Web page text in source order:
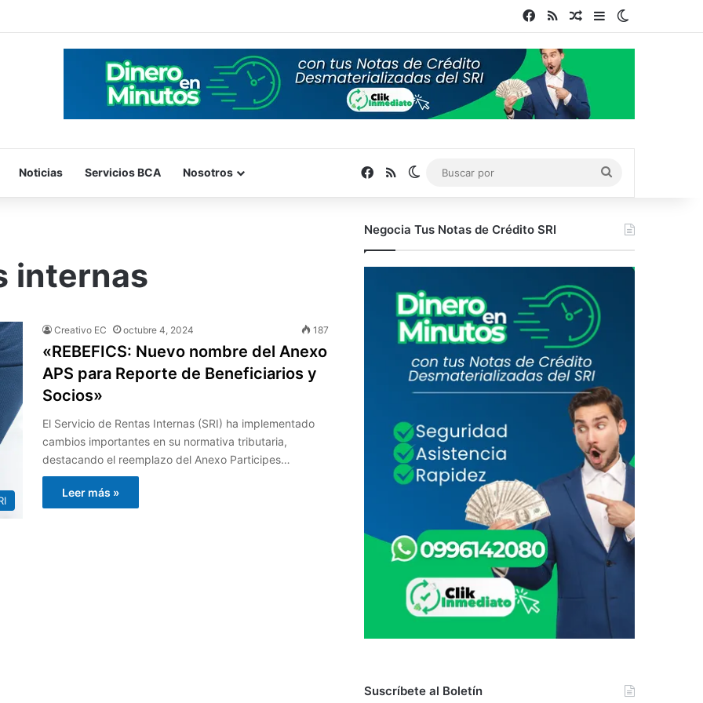
Facebook
RSS Publicación al azar
Barra lateral
Noticias Servicios BCA Nosotros Facebook
RSS Switch skin
por
internas
Creativo EC octubre 4, 2024 187
«REBEFICS: Nuevo nombre del Anexo
APS para Reporte de Beneficiarios y
Socios»
El Servicio de Rentas Internas (SRI) ha implementado
cambios importantes en su normativa tributaria,
destacando el reemplazo del Anexo Participes…
Leer más »
Negocia Tus Notas de Crédito SRI
Suscríbete al Boletín